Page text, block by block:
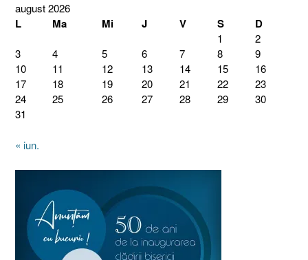
august 2026
L Ma Mi J V S D
1
2
3
4 5 6 7 8
9
10
11 12 13 14 15
16
17
18 19 20 21 22
23
24
25 26 27 28 29
30
31
« iun.